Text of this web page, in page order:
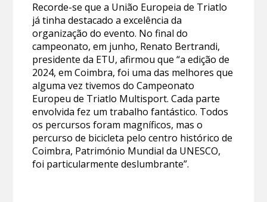
Recorde-se que a União Europeia de Triatlo
já tinha destacado a excelência da
organização do evento. No final do
campeonato, em junho, Renato Bertrandi,
presidente da ETU, afirmou que “a edição de
2024, em Coimbra, foi uma das melhores que
alguma vez tivemos do Campeonato
Europeu de Triatlo Multisport. Cada parte
envolvida fez um trabalho fantástico. Todos
os percursos foram magníficos, mas o
percurso de bicicleta pelo centro histórico de
Coimbra, Património Mundial da UNESCO,
foi particularmente deslumbrante”.